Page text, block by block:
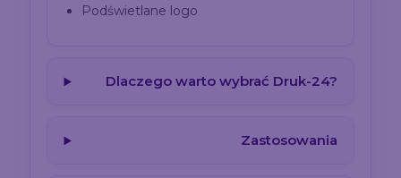
Podświetlane logo
Dlaczego warto wybrać Druk-24?
Zastosowania